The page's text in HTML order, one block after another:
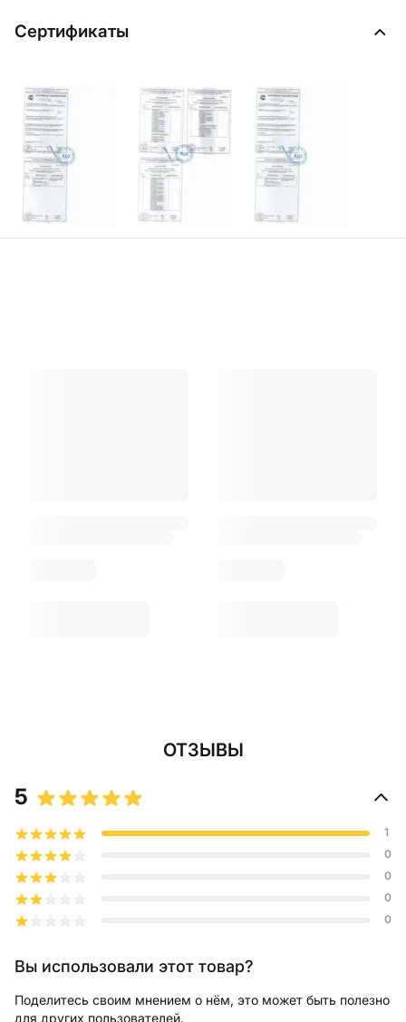
Сертификаты
ОТЗЫВЫ
5
1
0
0
0
0
Вы использовали этот товар?
Поделитесь своим мнением о нём, это может быть полезно
для других пользователей.